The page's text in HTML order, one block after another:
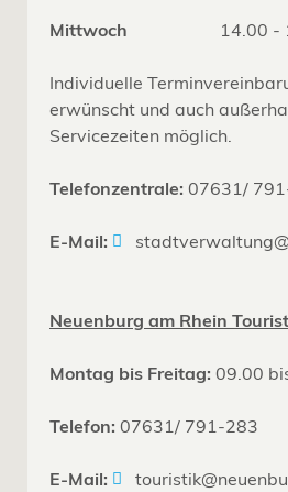
Mittwoch 14.00 -
Individuelle
erwünscht und auch
Servicezeiten möglich.
Telefonzentrale: 07631/
E-Mail:
Neuenburg am Rhein
Montag bis Freitag: 09.00
Telefon: 07631/ 791-283
E-Mail: